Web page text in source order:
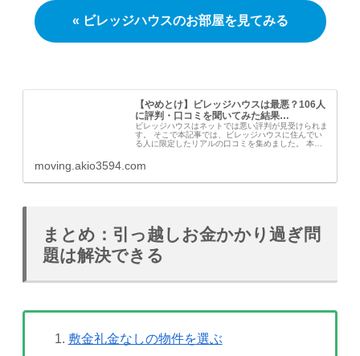
« ビレッジハウスのお部屋を見てみる
【やめとけ】ビレッジハウスは最悪？106人
に評判・口コミを聞いてみた結果…
ビレッジハウスはネットでは悪い評判が見受けられま
す。 そこで本記事では、ビレッジハウスに住んでい
る人に限定したリアルの口コミを集めました。 本記
moving.akio3594.com
まとめ：引っ越しお金かかり過ぎ問
題は解決できる
敷金礼金なしの物件を選ぶ